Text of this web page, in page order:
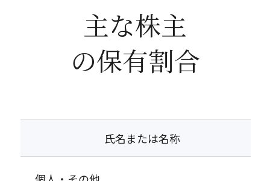
主な株主
の保有割合
氏名または名称